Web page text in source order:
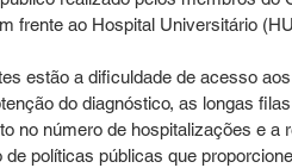
frente ao Hospital Universitário
estão a dificuldade de acesso
do diagnóstico, as longas
no número de hospitalizações e a
políticas públicas que